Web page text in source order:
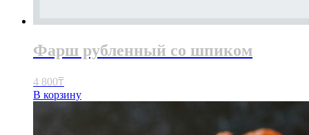
Фарш рубленный со шпиком
4 800₸
В корзину